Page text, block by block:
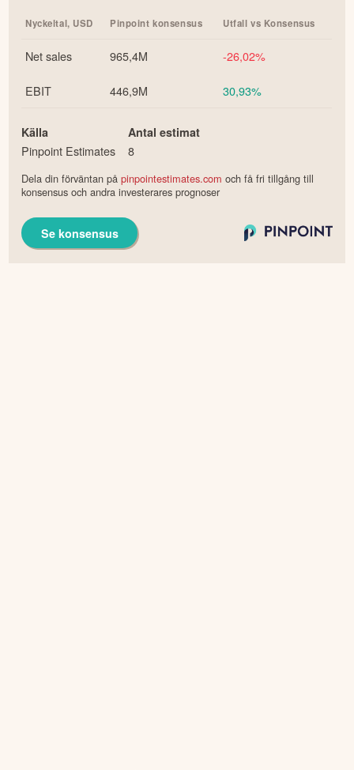
Nyckeltal, USD Pinpoint konsensus Utfall vs Konsensus
Net sales 965,4M -26,02%
EBIT 446,9M 30,93%
Källa
Pinpoint Estimates
Antal estimat
8
Dela din förväntan påpinpointestimates.com och få fri tillgång till
konsensus och andra investerares prognoser
Se konsensus